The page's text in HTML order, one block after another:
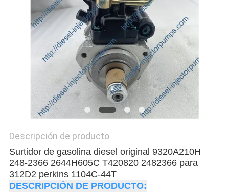
SITIO
POLÍTICA
PRIVACIDAD
Descripción de producto
Surtidor de gasolina diesel original 9320A210H
248-2366 2644H605C T420820 2482366 para
312D2 perkins 1104C-44T
DESCRIPCIÓN DE PRODUCTO: